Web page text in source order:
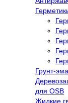
Грунт-
для OSB
Жидкие